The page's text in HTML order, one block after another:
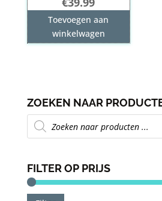
Toevoegen aan
winkelwagen
ZOEKEN NAAR
Producten
zoeken
FILTER OP PRIJS